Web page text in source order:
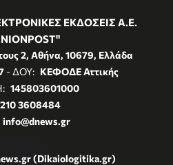
ΕΚΔΟΣΕΙΣ Α.Ε.
2, Αθήνα, 10679, Ελλάδα
- ΔΟΥ: ΚΕΦΟΔΕ Αττικής
145803601000
210 3608484
info@dnews.gr
(Dikaiologitika.gr)